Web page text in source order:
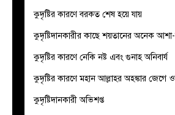
কুদৃষ্টির কারণে বরকত শেষ হয়ে যায়
কুদৃষ্টিদানকারীর কাছে শয়তানের অনেক
কুদৃষ্টির কারণে নেকি নষ্ট এবং গুনাহ অনিবার্য
কুদৃষ্টির কারণে মহান আল্লাহর অহঙ্কার জেগে
কুদৃষ্টিদানকারী অভিশপ্ত